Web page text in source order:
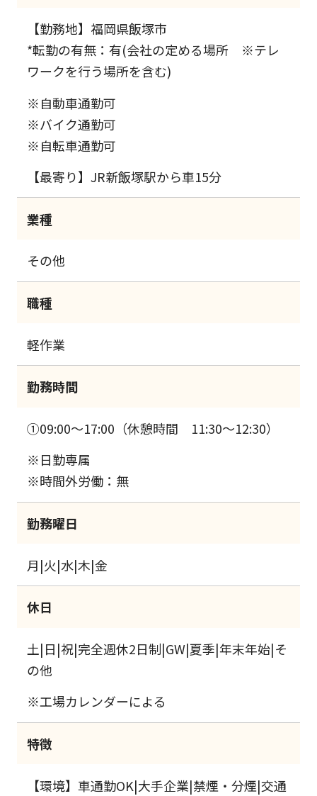
【勤務地】福岡県飯塚市
*転勤の有無：有(会社の定める場所 ※テレ
ワークを行う場所を含む)
※自動車通勤可
※バイク通勤可
※自転車通勤可
【最寄り】JR新飯塚駅から車15分
業種
その他
職種
軽作業
勤務時間
①09:00～17:00（休憩時間 11:30～12:30）
※日勤専属
※時間外労働：無
勤務曜日
月|火|水|木|金
休日
土|日|祝|完全週休2日制|GW|夏季|年末年始|そ
の他
※工場カレンダーによる
特徴
【環境】車通勤OK|大手企業|禁煙・分煙|交通